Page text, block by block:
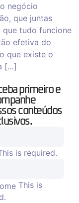
negócio
que juntas
que tudo funcione
efetiva do
que existe o
[…]
primeiro e
conteúdos
is required.
This is